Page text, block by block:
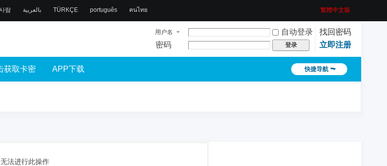
람 بالعربية TÜRKÇE português คนไทย 繁體中文版
用户名 自动登录
找回密码
密码
登录 立即注册
快捷导航
获取卡密 APP下载
法进行此操作